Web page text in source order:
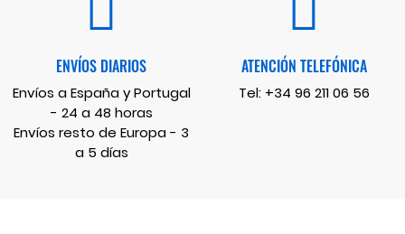
ENVÍOS DIARIOS
Envíos a España y Portugal
- 24 a 48 horas
Envíos resto de Europa - 3
a 5 días
ATENCIÓN TELEFÓNICA
Tel: +34 96 211 06 56